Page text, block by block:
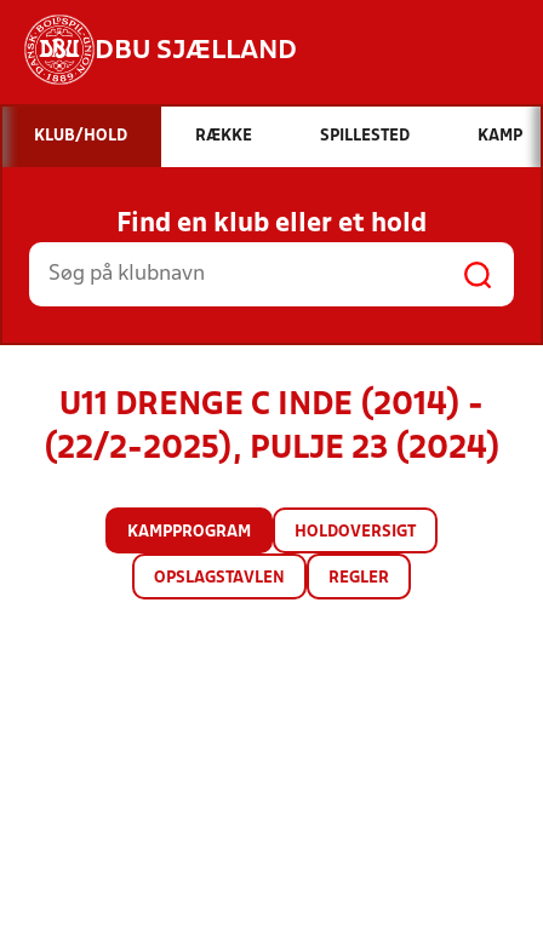
DBU SJÆLLAND
Hvad vil du søge efter?
INDHOLD OG NYHEDER
STILLINGER, RESULTATER, KLUBBER OG
HOLD
KLUB/HOLD RÆKKE SPILLESTED KAMP
Find en klub eller et hold
U11 DRENGE C INDE (2014) -
(22/2-2025), PULJE 23 (2024)
KAMPPROGRAM HOLDOVERSIGT
OPSLAGSTAVLEN REGLER